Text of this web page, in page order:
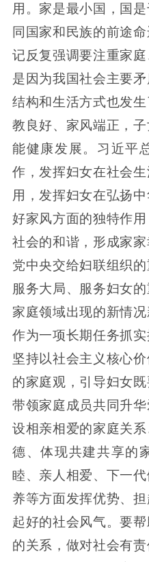
用。家是最小国，国
同国家和民族的前途
记反复强调要注重家
是因为我国社会主要
结构和生活方式也发
教良好、家风端正，
能健康发展。习近平
作，发挥妇女在社会
用，发挥妇女在弘扬
好家风方面的独特作
社会的和谐，形成家
党中央交给妇联组织
服务大局、服务妇女
家庭领域出现的新情
作为一项长期任务抓
坚持以社会主义核心
的家庭观，引导妇女
带领家庭成员共同升
设相亲相爱的家庭关
德、体现共建共享的
睦、亲人相爱、下一
养等方面发挥优势、
起好的社会风气。要
的关系，做对社会有